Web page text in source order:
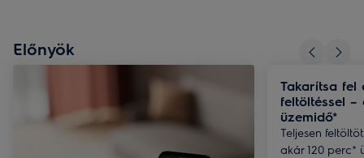
Előnyök
Takarítsa fel
feltöltéssel –
üzemidő*
Teljesen
akár 120 perc*